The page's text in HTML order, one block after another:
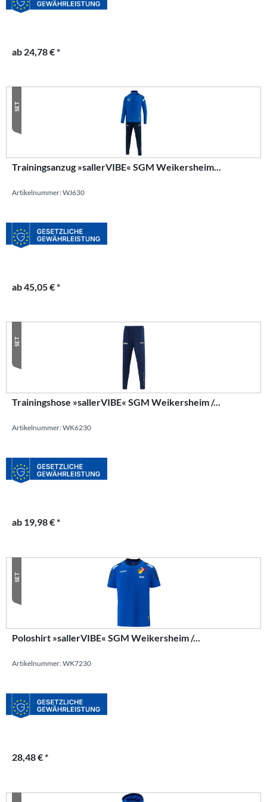
ab 24,78 € *
SET
Trainingsanzug »sallerVIBE« SGM Weikersheim...
Artikelnummer: WJ630
ab 45,05 € *
SET
Trainingshose »sallerVIBE« SGM Weikersheim /...
Artikelnummer: WK6230
ab 19,98 € *
SET
Poloshirt »sallerVIBE« SGM Weikersheim /...
Artikelnummer: WK7230
28,48 € *